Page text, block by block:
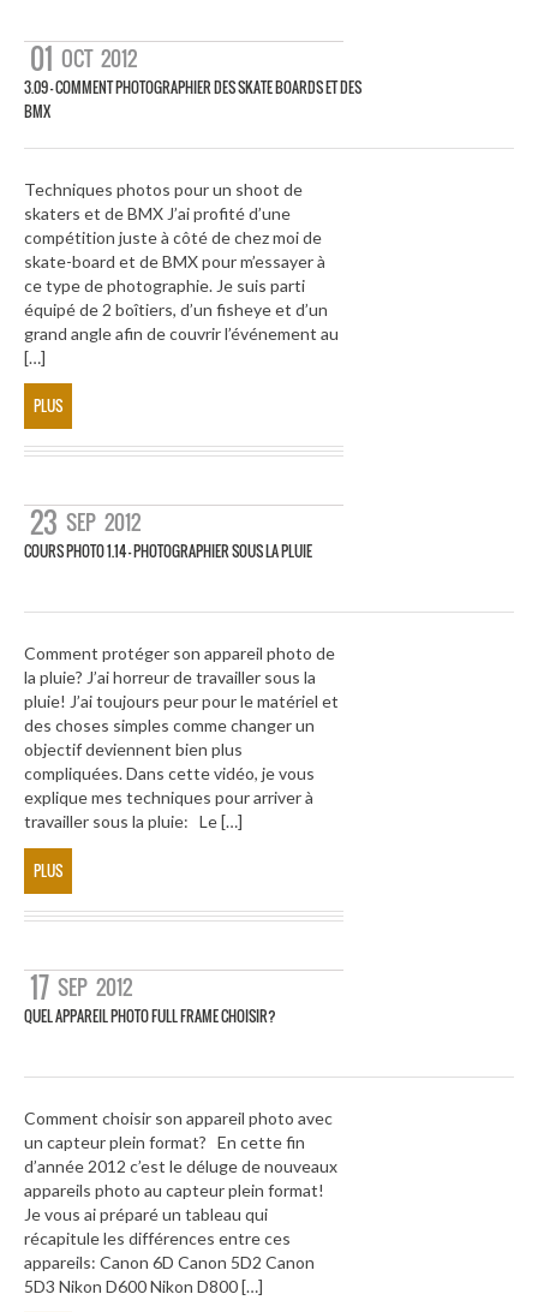
01 OCT 2012
3.09 – COMMENT PHOTOGRAPHIER DES SKATE BOARDS ET DES
BMX
Techniques photos pour un shoot de
skaters et de BMX J’ai profité d’une
compétition juste à côté de chez moi de
skate-board et de BMX pour m’essayer à
ce type de photographie. Je suis parti
équipé de 2 boîtiers, d’un fisheye et d’un
grand angle afin de couvrir l’événement au
[…]
PLUS
23 SEP 2012
COURS PHOTO 1.14 – PHOTOGRAPHIER SOUS LA PLUIE
Comment protéger son appareil photo de
la pluie? J’ai horreur de travailler sous la
pluie! J’ai toujours peur pour le matériel et
des choses simples comme changer un
objectif deviennent bien plus
compliquées. Dans cette vidéo, je vous
explique mes techniques pour arriver à
travailler sous la pluie: Le […]
PLUS
17 SEP 2012
QUEL APPAREIL PHOTO FULL FRAME CHOISIR?
Comment choisir son appareil photo avec
un capteur plein format? En cette fin
d’année 2012 c’est le déluge de nouveaux
appareils photo au capteur plein format!
Je vous ai préparé un tableau qui
récapitule les différences entre ces
appareils: Canon 6D Canon 5D2 Canon
5D3 Nikon D600 Nikon D800 […]